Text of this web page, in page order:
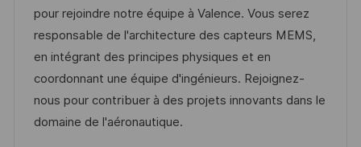
t
i
o
n
e
d
D
a
t
I
d
e
g
o
r
y
pour rejoindre notre équipe à Valence. Vous serez
responsable de l'architecture des capteurs MEMS,
en intégrant des principes physiques et en
coordonnant une équipe d'ingénieurs. Rejoignez-
nous pour contribuer à des projets innovants dans le
domaine de l'aéronautique.